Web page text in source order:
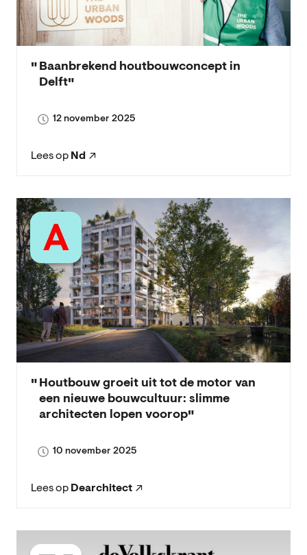
Baanbrekend houtbouwconcept in
Delft
12 november 2025
Lees op Nd
Houtbouw groeit uit tot de motor van
een nieuwe bouwcultuur: slimme
architecten lopen voorop
10 november 2025
Lees op Dearchitect